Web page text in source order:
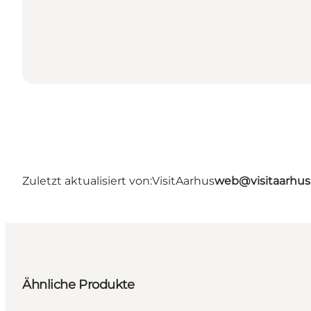
Zuletzt aktualisiert von:VisitAarhus
Ähnliche Produkte